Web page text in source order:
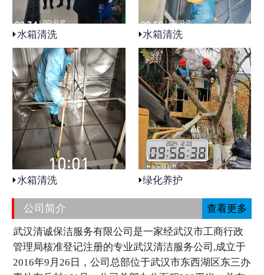
水箱清洗 水箱清洗
水箱清洗 绿化养护
公司简介 查看更多
武汉清诚保洁服务有限公司是一家经武汉市工商行政
管理局核准登记注册的专业武汉清洁服务公司,成立于
2016年9月26日，公司总部位于武汉市东西湖区东三办